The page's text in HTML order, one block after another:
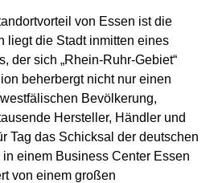
von Essen ist die
liegt die Stadt inmitten eines
der sich „Rhein-Ruhr-Gebiet“
beherbergt nicht nur einen
Bevölkerung,
Hersteller, Händler und
Tag das Schicksal der deutschen
einem Business Center Essen
von einem großen